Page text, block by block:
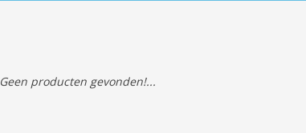
Geen producten gevonden!...